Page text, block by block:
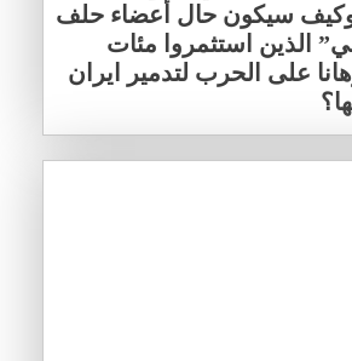
وكيف سيكون حال أعضاء حلف
الذين استثمروا مئات
على الحرب لتدمير ايران